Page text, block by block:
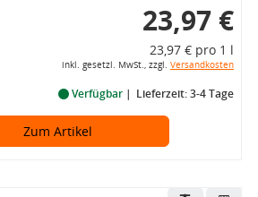
23,97 €
23,97 € pro 1 l
inkl. gesetzl. MwSt., zzgl. Versandkosten
Verfügbar Lieferzeit: 3-4 Tage
Zum Artikel